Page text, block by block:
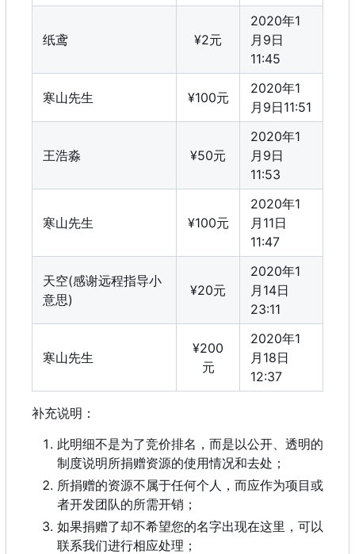
纸鸢 ¥2元
2020年1
月9日
11:45
寒山先生 ¥100元
2020年1
月9日11:51
王浩淼 ¥50元
2020年1
月9日
11:53
寒山先生 ¥100元
2020年1
月11日
11:47
天空(感谢远程指导小
意思)
¥20元
2020年1
月14日
23:11
寒山先生
¥200
元
2020年1
月18日
12:37
补充说明：
此明细不是为了竞价排名，而是以公开、透明的
制度说明所捐赠资源的使用情况和去处；
所捐赠的资源不属于任何个人，而应作为项目或
者开发团队的所需开销；
如果捐赠了却不希望您的名字出现在这里，可以
联系我们进行相应处理；